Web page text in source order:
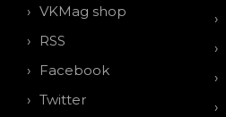
VKMag shop
RSS
Facebook
Twitter